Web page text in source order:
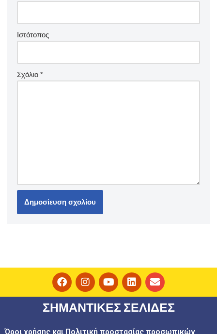
Ιστότοπος
Σχόλιο *
ΣΗΜΑΝΤΙΚΕΣ ΣΕΛΙΔΕΣ
Όροι χρήσης και Πολιτική προστασίας προσωπικών